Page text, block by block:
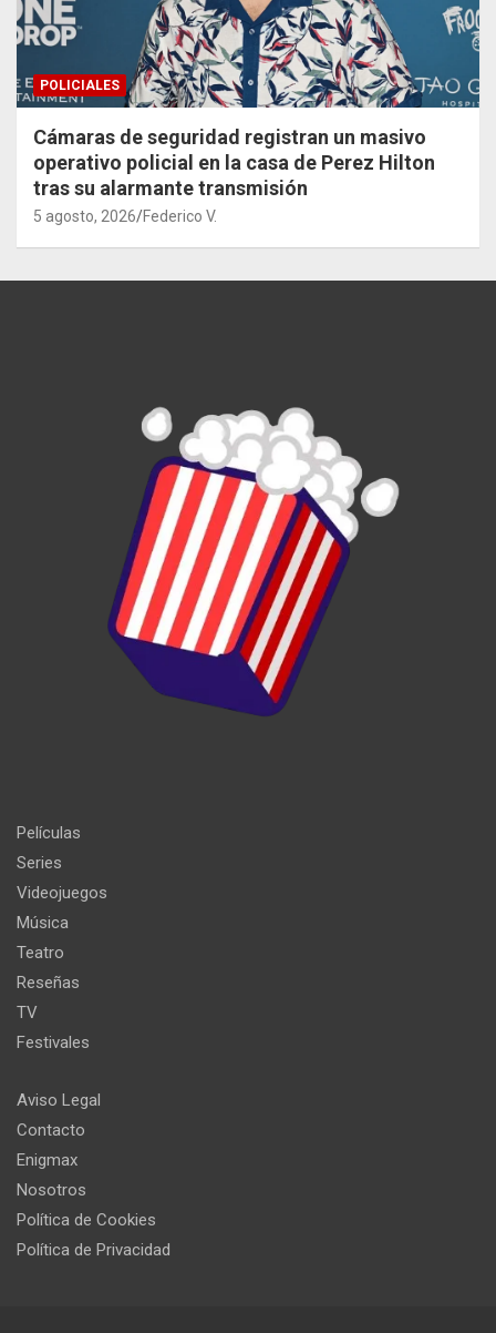
POLICIALES
Cámaras de seguridad registran un masivo
operativo policial en la casa de Perez Hilton
tras su alarmante transmisión
5 agosto, 2026 Federico V.
Películas
Series
Videojuegos
Música
Teatro
Reseñas
TV
Festivales
Aviso Legal
Contacto
Enigmax
Nosotros
Política de Cookies
Política de Privacidad